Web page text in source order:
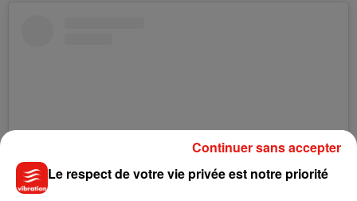
Le respect de votre vie privée est notre priorité
Continuer sans accepter